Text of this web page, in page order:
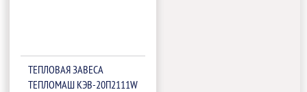
ТЕПЛОВАЯ ЗАВЕСА
ТЕПЛОМАШ КЭВ-20П2111W